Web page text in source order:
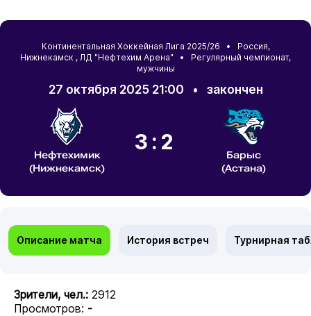
Континентальная Хоккейная Лига 2025/26 • Россия,
Нижнекамск , ЛД "Нефтехим Арена" • Регулярный чемпионат,
мужчины
27 октября 2025 21:00 • закончен
Нефтехимик
(Нижнекамск)
3:2
Барыс
(Астана)
Описание матча История встреч Турнирная
Зрители, чел.: 2912
Просмотров: -